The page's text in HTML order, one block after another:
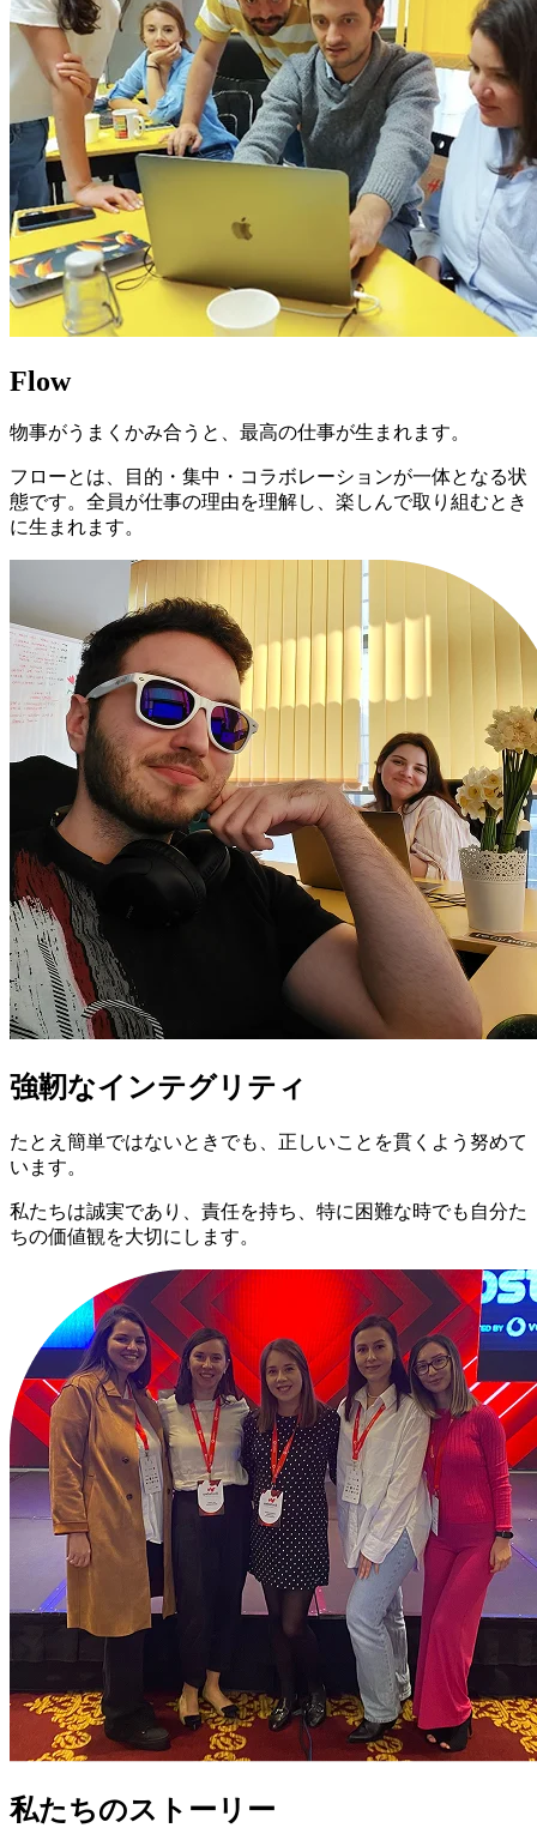
Flow
物事がうまくかみ合うと、最高の仕事が生まれます。
フローとは、目的・集中・コラボレーションが一体となる状
態です。全員が仕事の理由を理解し、楽しんで取り組むとき
に生まれます。
強靭なインテグリティ
たとえ簡単ではないときでも、正しいことを貫くよう努めて
います。
私たちは誠実であり、責任を持ち、特に困難な時でも自分た
ちの価値観を大切にします。
私たちのストーリー